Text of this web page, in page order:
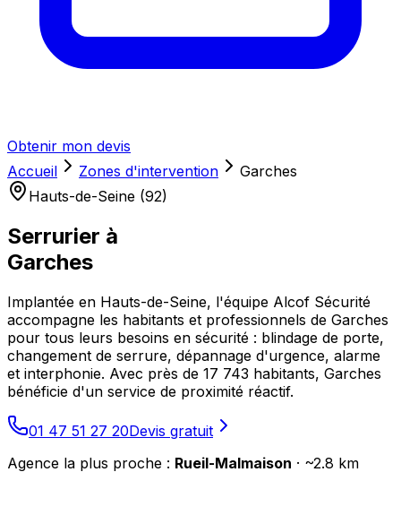
Obtenir mon devis
Accueil
Zones d'intervention
Garches
Hauts-de-Seine (92)
Serrurier à
Garches
Implantée en Hauts-de-Seine, l'équipe Alcof Sécurité
accompagne les habitants et professionnels de Garches
pour tous leurs besoins en sécurité : blindage de porte,
changement de serrure, dépannage d'urgence, alarme
et interphonie. Avec près de 17 743 habitants, Garches
bénéficie d'un service de proximité réactif.
01 47 51 27 20Devis gratuit
Agence la plus proche : Rueil-Malmaison · ~2.8 km